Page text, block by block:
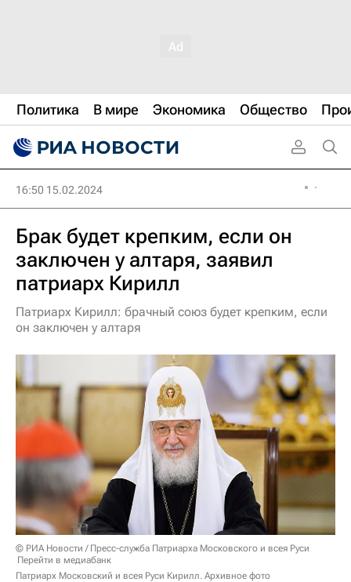
Политика В мире Экономика Общество
16:50 15.02.2024
Брак будет крепким, если он
заключен у алтаря, заявил
патриарх Кирилл
Патриарх Кирилл: брачный союз будет крепким, если
он заключен у алтаря
© РИА Новости / Пресс-служба Патриарха Московского и всея Руси
Перейти в медиабанк
Патриарх Московский и всея Руси Кирилл. Архивное фото